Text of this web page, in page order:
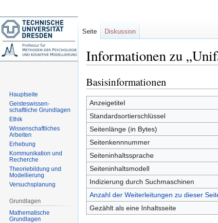
Informationen zu
Zur
Navigation
springen
Zur
Suche
springen
Basisinformationen
Anzeigetitel
Standardsortierschlüssel
Seitenlänge (in Bytes)
Seitenkennnummer
Seiteninhaltssprache
Seiteninhaltsmodell
Indizierung durch Suchmaschinen
Anzahl der Weiterleitungen zu dieser
Gezählt als eine Inhaltsseite
Seite Diskussion
Hauptseite
Geisteswissen-
schaftliche Grundlagen
Ethik
Wissenschaftliches
Arbeiten
Erhebung
Kommunikation und
Recherche
Theoriebildung und
Modellierung
Versuchsplanung
Grundlagen
Mathematische
Grundlagen